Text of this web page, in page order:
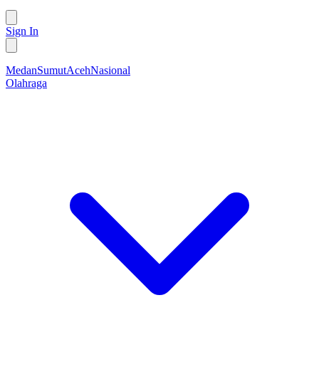
Sign In
MedanSumutAcehNasional
Olahraga